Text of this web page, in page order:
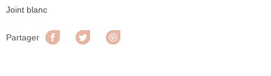
Joint blanc
Partager Partager Tweet